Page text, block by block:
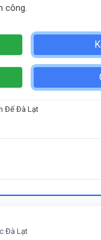
công.
Đế Đà Lạt
Đà Lạt